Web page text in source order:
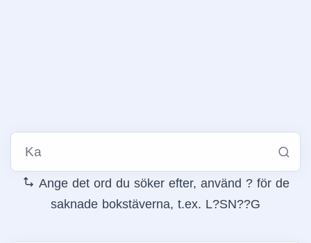
Ange det ord du söker efter, använd ? för de
saknade bokstäverna, t.ex. L?SN??G